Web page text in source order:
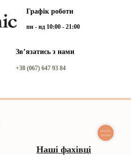
Графік роботи
пн - нд 10:00 - 21:00
Звʼязатись з нами
+38 (067) 647 93 84
Наші фахівці
КНОПКА
ЗВ'ЯЗКУ